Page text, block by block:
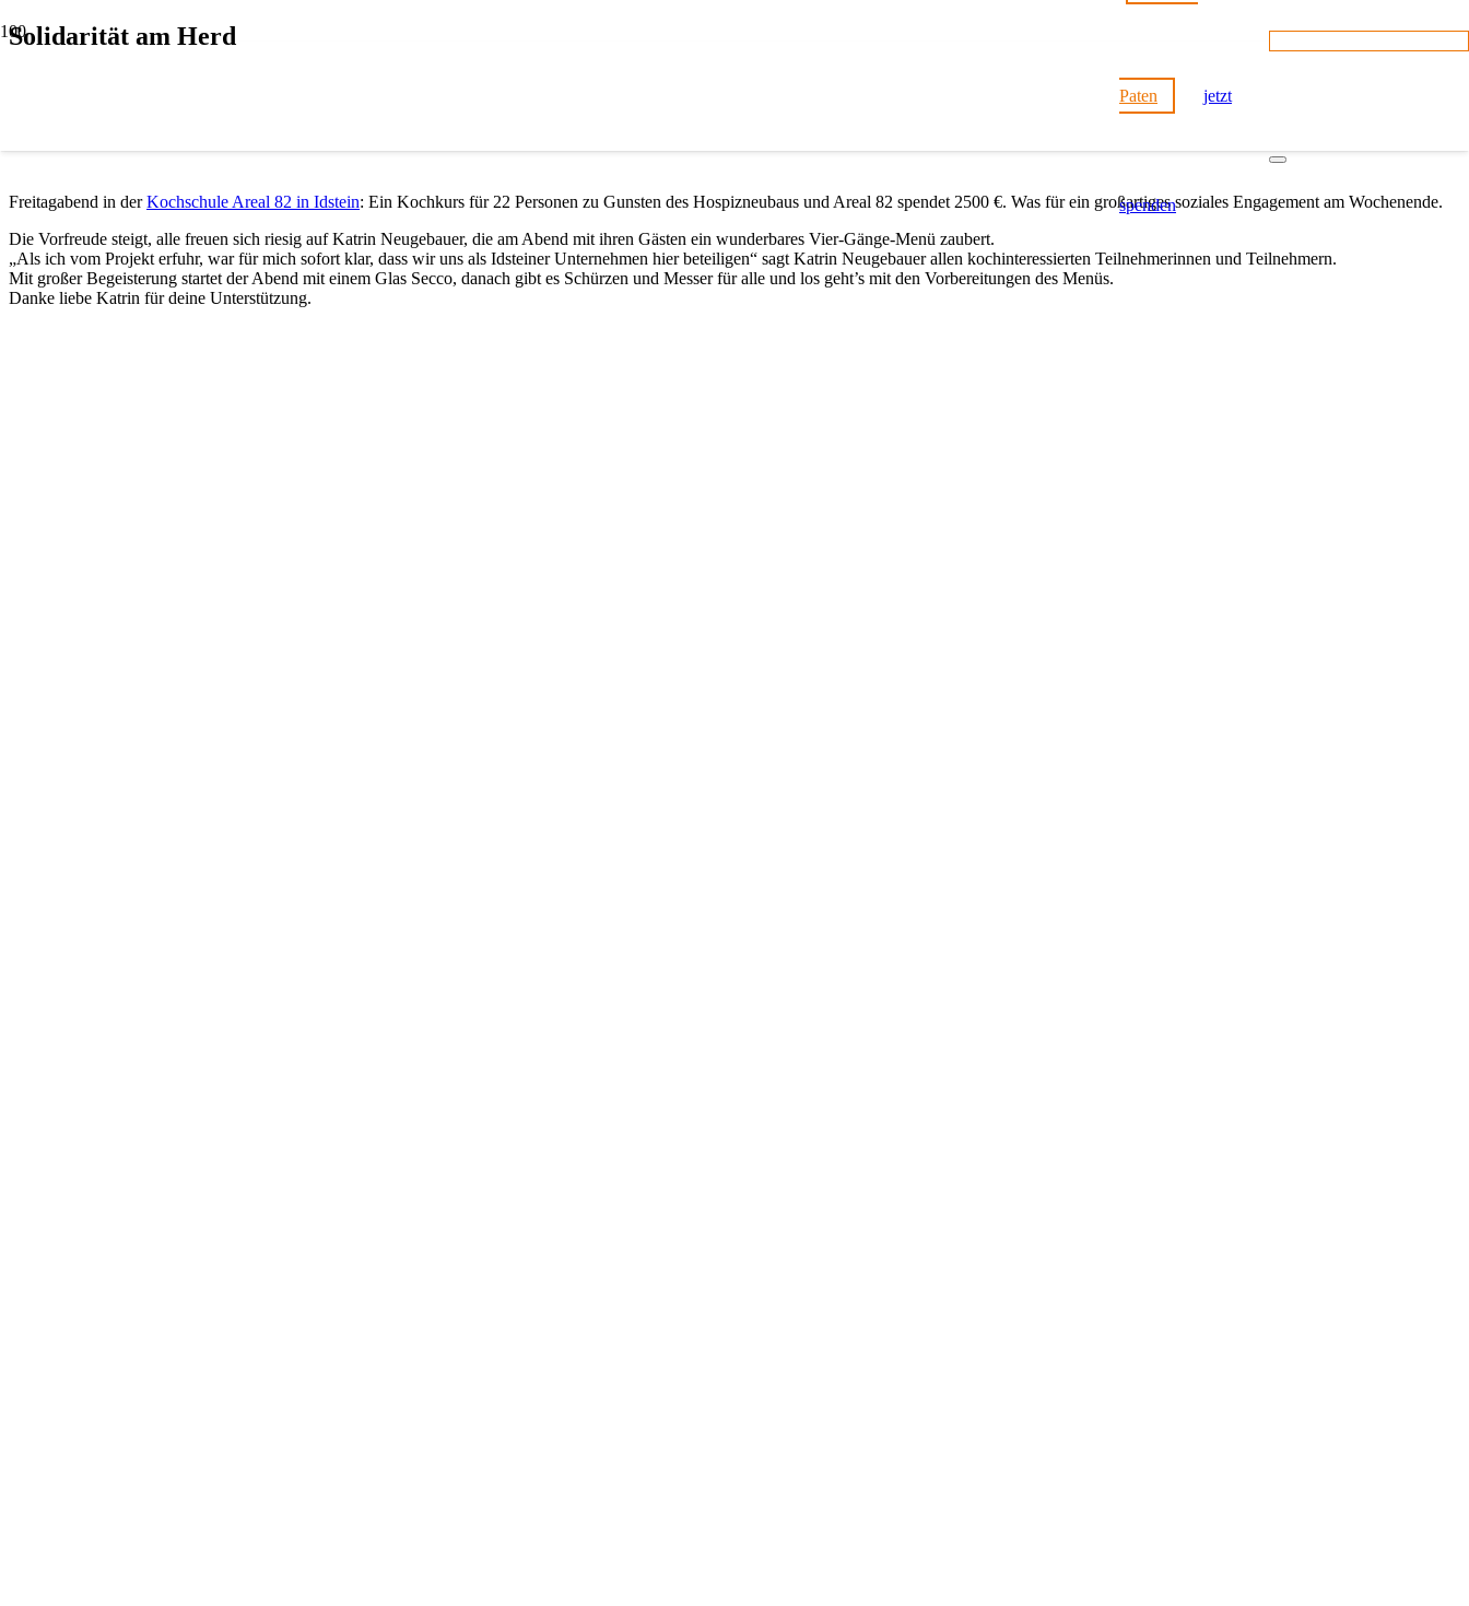
Paten jetzt
spenden
Solidarität am Herd
Freitagabend in derKochschule Areal 82 in Idstein: Ein Kochkurs für 22 Personen zu Gunsten des Hospizneubaus und Areal 82 spendet 2500 €. Was für ein großartiges soziales Engagement am Wochenende.
Die Vorfreude steigt, alle freuen sich riesig auf Katrin Neugebauer, die am Abend mit ihren Gästen ein wunderbares Vier-Gänge-Menü zaubert.
„Als ich vom Projekt erfuhr, war für mich sofort klar, dass wir uns als Idsteiner Unternehmen hier beteiligen“ sagt Katrin Neugebauer allen kochinteressierten Teilnehmerinnen und Teilnehmern.
Mit großer Begeisterung startet der Abend mit einem Glas Secco, danach gibt es Schürzen und Messer für alle und los geht’s mit den Vorbereitungen des Menüs.
Danke liebe Katrin für deine Unterstützung.